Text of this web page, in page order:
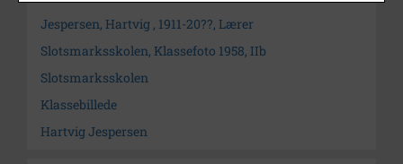
Jespersen, Hartvig , 1911-20??, Lærer
Slotsmarksskolen, Klassefoto 1958, IIb
Slotsmarksskolen
Klassebillede
Hartvig Jespersen